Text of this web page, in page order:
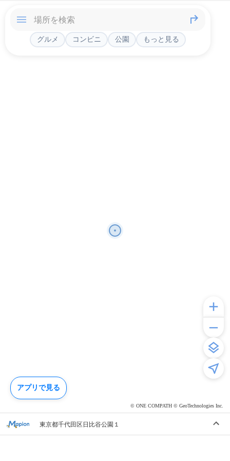
© ONE COMPATH © GeoTechnologies Inc.
グルメ コンビニ 公園 もっと見る
東京都千代田区日比谷公園１
アプリで見る